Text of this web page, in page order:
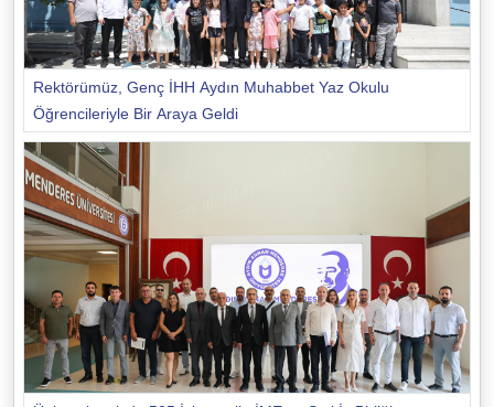
Rektörümüz, Genç İHH Aydın Muhabbet Yaz Okulu
Öğrencileriyle Bir Araya Geldi